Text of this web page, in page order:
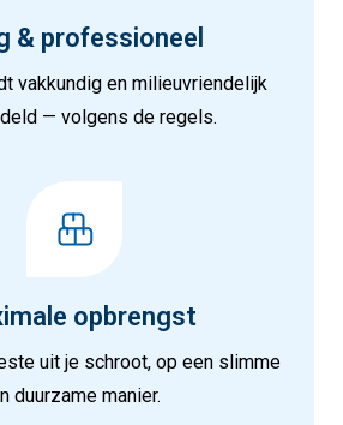
& professioneel
vakkundig en milieuvriendelijk
— volgens de regels.
opbrengst
uit je schroot, op een slimme
duurzame manier.